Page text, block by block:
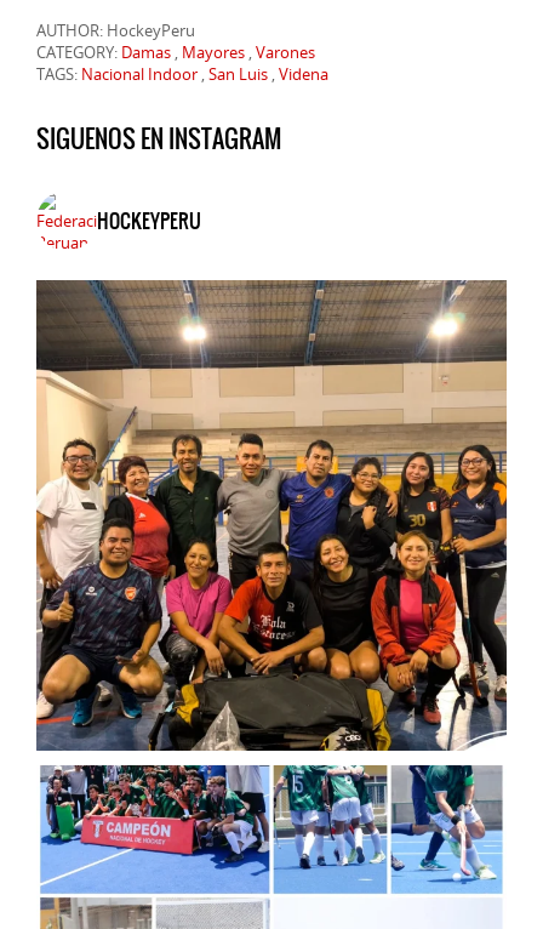
AUTHOR: HockeyPeru
CATEGORY: Damas , Mayores ,Varones
TAGS: Nacional Indoor ,San Luis ,Videna
SIGUENOS EN INSTAGRAM
HOCKEYPERU